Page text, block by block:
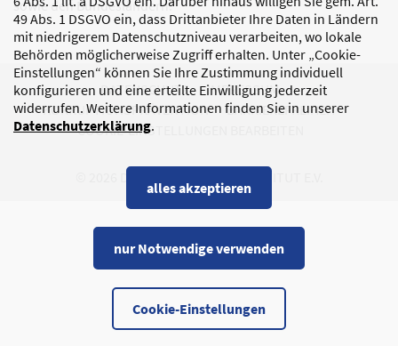
49 Abs. 1 DSGVO ein, dass Drittanbieter Ihre Daten in Ländern
mit niedrigerem Datenschutzniveau verarbeiten, wo lokale
Behörden möglicherweise Zugriff erhalten. Unter „Cookie-
Einstellungen“ können Sie Ihre Zustimmung individuell
konfigurieren und eine erteilte Einwilligung jederzeit
widerrufen. Weitere Informationen finden Sie in unserer
Datenschutzerklärung.
Cookie-Einstellungen
alles akzeptieren
nur Notwendige verwenden
sowie den Bundesländern.
DATENSCHUTZ
IMPRESSUM
KORRUPTIONSPRÄVENTION
BARRIEREFREIHEIT
COOKIE-EINSTELLUNGEN BEARBEITEN